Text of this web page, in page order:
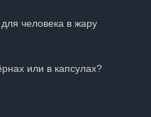
человека в жару
или в капсулах?